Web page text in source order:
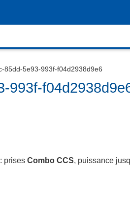
85dd-5e93-993f-f04d2938d9e6
993f-
: prises Combo CCS, puissance